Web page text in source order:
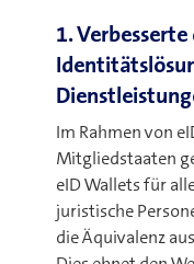
1.
Im Rahmen von
Mitgliedstaaten
eID Wallets für
juristische
die Äquivalenz